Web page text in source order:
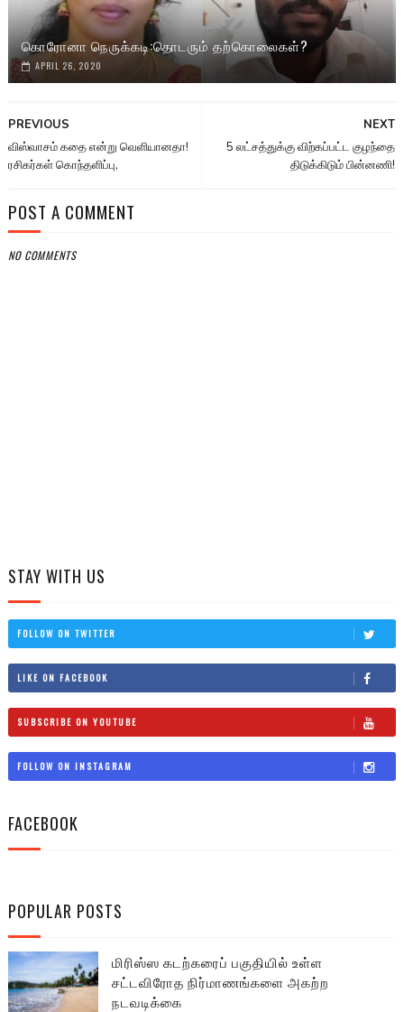
கொரோனா நெருக்கடி:தொடரும் தற்கொலைகள்?
APRIL 26, 2020
NEXT
5 லட்சத்துக்கு விற்கப்பட்ட குழந்தை
திடுக்கிடும் பின்னணி!
PREVIOUS
விஸ்வாசம் கதை என்று வெளியானதா!
ரசிகர்கள் கொந்தளிப்பு,
POST A COMMENT
NO COMMENTS
STAY WITH US
FOLLOW ON TWITTER
LIKE ON FACEBOOK
SUBSCRIBE ON YOUTUBE
FOLLOW ON INSTAGRAM
FACEBOOK
POPULAR POSTS
மிரிஸ்ஸ கடற்கரைப் பகுதியில் உள்ள
சட்டவிரோத நிர்மாணங்களை அகற்ற
நடவடிக்கை